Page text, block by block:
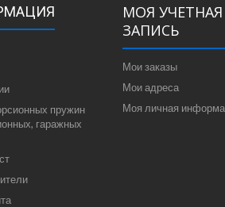
пружин
гаражных
МОЯ УЧЕТНАЯ
ЗАПИСЬ
Мои заказы
Мои адреса
Моя личная